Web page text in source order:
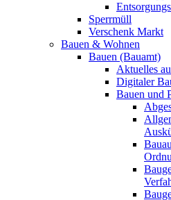
Sperrmüll
Verschenk Markt
Bauen & Wohnen
Bauen (Bauamt)
Aktuelles
Digitaler
Bauen und